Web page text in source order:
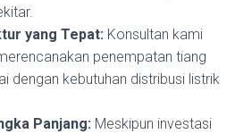
yang Tepat: Konsultan kami
penempatan tiang
dengan kebutuhan distribusi listrik
Panjang: Meskipun investasi